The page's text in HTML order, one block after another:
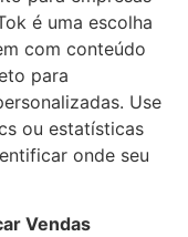
é uma escolha
com conteúdo
para
Use
ou estatísticas
onde seu
Vendas